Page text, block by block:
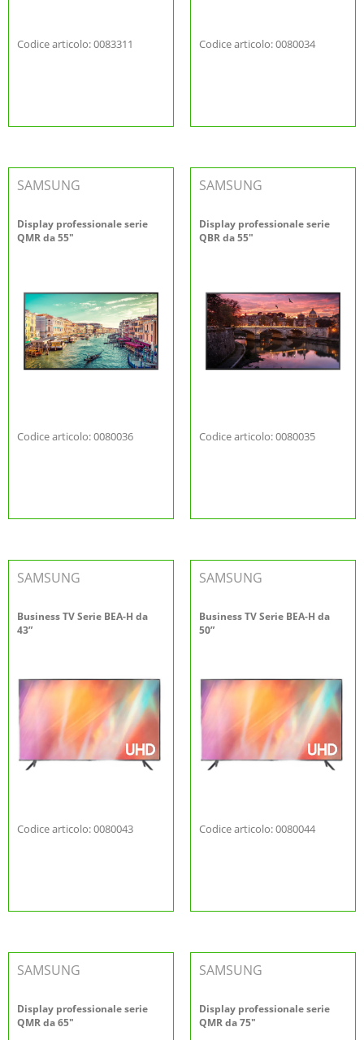
Codice articolo: 0083311 Codice articolo: 0080034
SAMSUNG
Display professionale serie
QMR da 55"
Codice articolo: 0080036
SAMSUNG
Display professionale serie
QBR da 55"
Codice articolo: 0080035
SAMSUNG
Business TV Serie BEA-H da
43”
Codice articolo: 0080043
SAMSUNG
Business TV Serie BEA-H da
50”
Codice articolo: 0080044
SAMSUNG
Display professionale serie
QMR da 65"
SAMSUNG
Display professionale serie
QMR da 75"